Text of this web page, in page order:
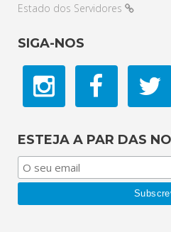
Estado dos Servidores
SIGA-NOS
ESTEJA A PAR DAS